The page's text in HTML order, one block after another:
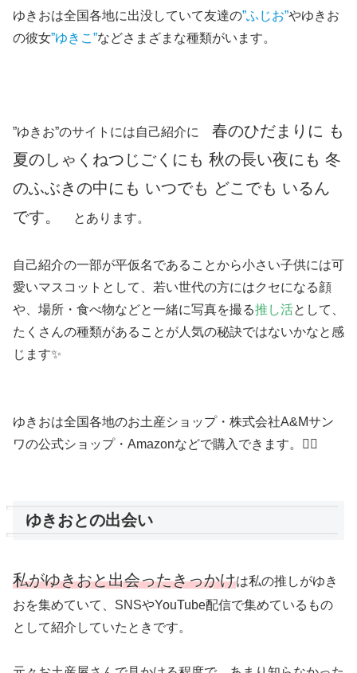
ゆきおは全国各地に出没していて友達の”ふじお”やゆきお
の彼女”ゆきこ”などさまざまな種類がいます。
”ゆきお”のサイトには自己紹介に 春のひだまりに も
夏のしゃくねつじごくにも 秋の長い夜にも 冬
のふぶきの中にも いつでも どこでも いるん
です。
とあります。
自己紹介の一部が平仮名であることから小さい子供には可
愛いマスコットとして、若い世代の方にはクセになる顔
や、場所・食べ物などと一緒に写真を撮る推し活として、
たくさんの種類があることが人気の秘訣ではないかなと感
じます✨
ゆきおは全国各地のお土産ショップ・株式会社A&Mサン
ワの公式ショップ・Amazonなどで購入できます。👍🏻
ゆきおとの出会い
私がゆきおと出会ったきっかけは私の推しがゆき
おを集めていて、SNSやYouTube配信で集めているもの
として紹介していたときです。